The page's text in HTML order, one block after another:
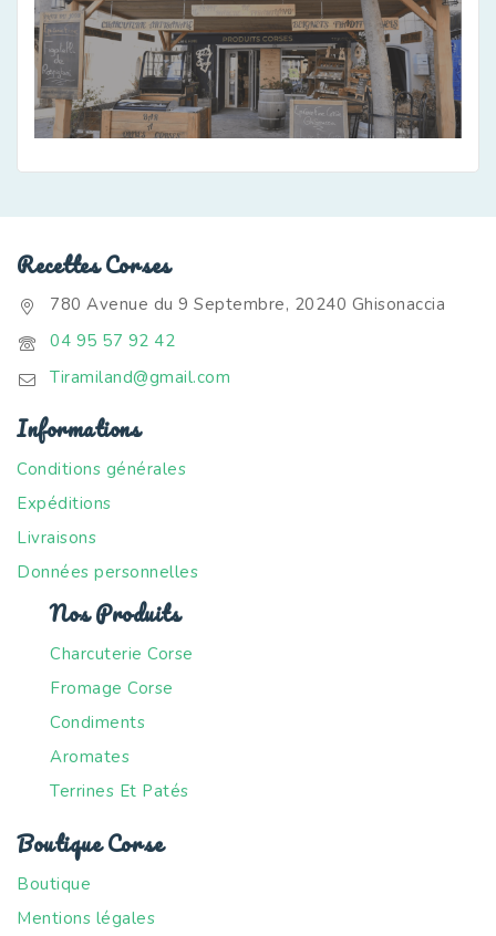
Recettes Corses
780 Avenue du 9 Septembre, 20240 Ghisonaccia
04 95 57 92 42
Tiramiland@gmail.com
Informations
Conditions générales
Expéditions
Livraisons
Données personnelles
Nos Produits
Charcuterie Corse
Fromage Corse
Condiments
Aromates
Terrines Et Patés
Boutique Corse
Boutique
Mentions légales